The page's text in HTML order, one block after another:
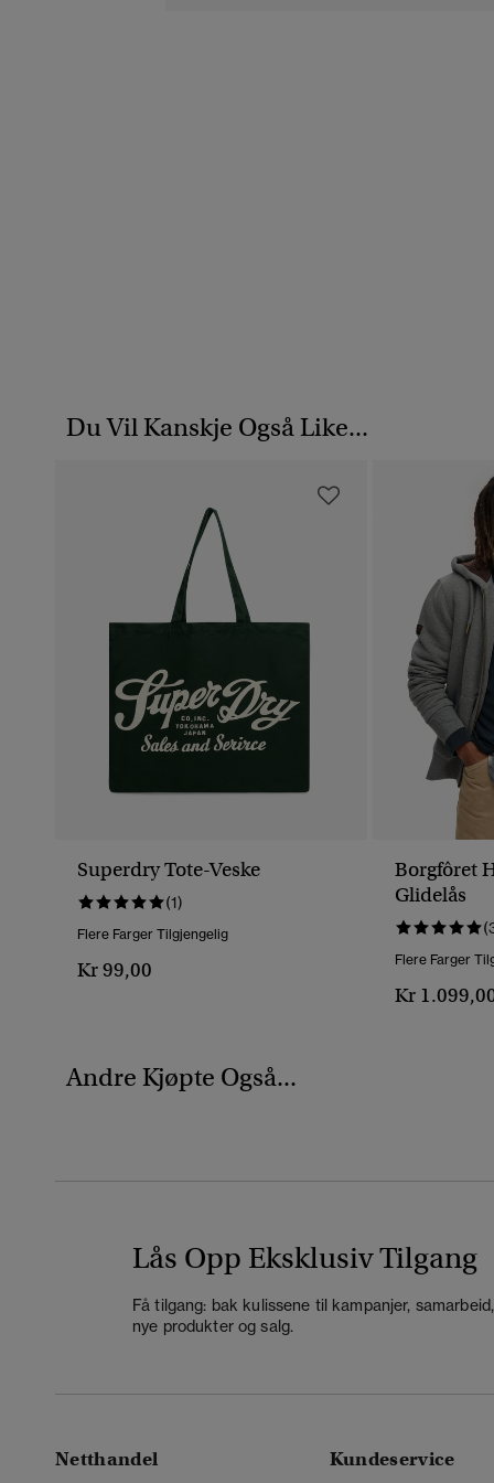
Du Vil Kanskje Også Like...
Superdry Tote-Veske
(1)
Flere Farger Tilgjengelig
Kr 99,00
Borgfôret
Glidelås
Flere Farger
Kr
Andre Kjøpte Også...
Lås Opp Eksklusiv Tilgang
Få tilgang: bak kulissene til kampanjer, samarbeid,
nye produkter og salg.
Netthandel Kundeservice